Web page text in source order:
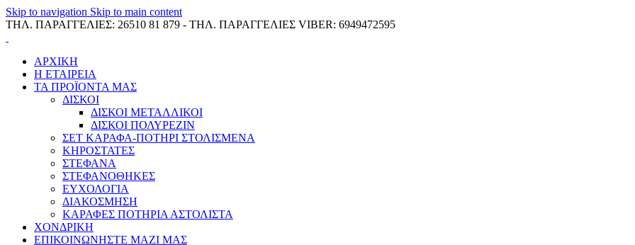
Skip to navigation Skip to main content
ΤΗΛ. ΠΑΡΑΓΓΕΛΙΕΣ: 26510 81 879 - ΤΗΛ. ΠΑΡΑΓΓΕΛΙΕΣ VIBER: 6949472595
ΑΡΧΙΚΗ
Η ΕΤΑΙΡΕΙΑ
ΤΑ ΠΡΟΪΟΝΤΑ ΜΑΣ
ΔΙΣΚΟΙ
ΔΙΣΚΟΙ ΜΕΤΑΛΛΙΚΟΙ
ΔΙΣΚΟΙ ΠΟΛΥΡΕΖΙΝ
ΣΕΤ ΚΑΡΑΦΑ-ΠΟΤΗΡΙ ΣΤΟΛΙΣΜΕΝΑ
ΚΗΡΟΣΤΑΤΕΣ
ΣΤΕΦΑΝΑ
ΣΤΕΦΑΝΟΘΗΚΕΣ
ΕΥΧΟΛΟΓΙΑ
ΔΙΑΚΟΣΜΗΣΗ
ΚΑΡΑΦΕΣ ΠΟΤΗΡΙΑ ΑΣΤΟΛΙΣΤΑ
ΧΟΝΔΡΙΚΗ
ΕΠΙΚΟΙΝΩΝΗΣΤΕ ΜΑΖΙ ΜΑΣ